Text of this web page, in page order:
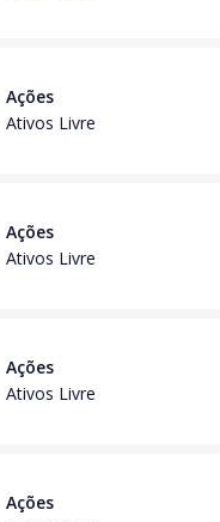
Ações
Ativos Livre
Ações
Ativos Livre
Ações
Ativos Livre
Ações